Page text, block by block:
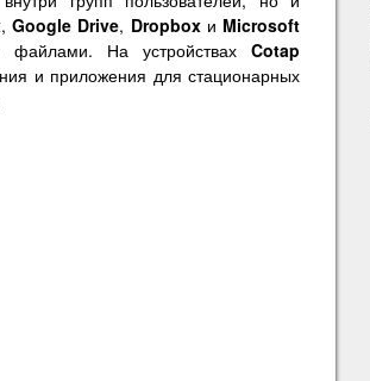
, Google Drive, Dropboxи Microsoft
файлами. На устройствах Cotap
и приложения для стационарных